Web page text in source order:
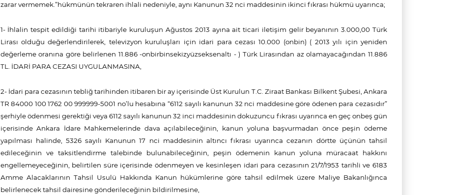
zarar vermemek.”hükmünün tekraren ihlali nedeniyle, aynı Kanunun 32 nci maddesinin ikinci fıkrası hükmü uyarınca;
1- İhlalin tespit edildiği tarihi itibariyle kuruluşun Ağustos 2013 ayına ait ticari iletişim gelir beyanının 3.000,00 Türk
Lirası olduğu değerlendirilerek, televizyon kuruluşları için idari para cezası 10.000 (onbin) ( 2013 yılı için yeniden
değerleme oranına göre belirlenen 11.886 -onbirbinsekizyüzseksenaltı - ) Türk Lirasından az olamayacağından 11.886
TL. İDARİ PARA CEZASI UYGULANMASINA,
2- İdari para cezasının tebliğ tarihinden itibaren bir ay içerisinde Üst Kurulun T.C. Ziraat Bankası Bilkent Şubesi, Ankara
TR 84000 100 1762 00 999999-5001 no’lu hesabına “6112 sayılı kanunun 32 nci maddesine göre ödenen para cezasıdır”
şerhiyle ödenmesi gerektiği veya 6112 sayılı kanunun 32 inci maddesinin dokuzuncu fıkrası uyarınca en geç onbeş gün
içerisinde Ankara İdare Mahkemelerinde dava açılabileceğinin, kanun yoluna başvurmadan önce peşin ödeme
yapılması halinde, 5326 sayılı Kanunun 17 nci maddesinin altıncı fıkrası uyarınca cezanın dörtte üçünün tahsil
edileceğinin ve taksitlendirme talebinde bulunabileceğinin, peşin ödemenin kanun yoluna müracaat hakkını
engellemeyeceğinin, belirtilen süre içerisinde ödenmeyen ve kesinleşen idari para cezasının 21/7/1953 tarihli ve 6183
Amme Alacaklarının Tahsil Usulü Hakkında Kanun hükümlerine göre tahsil edilmek üzere Maliye Bakanlığınca
belirlenecek tahsil dairesine gönderileceğinin bildirilmesine,